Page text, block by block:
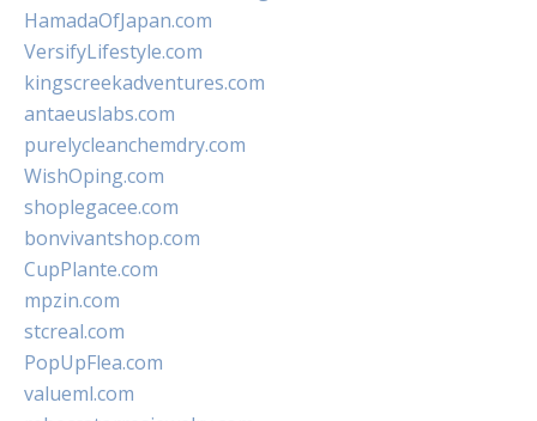
HamadaOfJapan.com
VersifyLifestyle.com
kingscreekadventures.com
antaeuslabs.com
purelycleanchemdry.com
WishOping.com
shoplegacee.com
bonvivantshop.com
CupPlante.com
mpzin.com
stcreal.com
PopUpFlea.com
valueml.com